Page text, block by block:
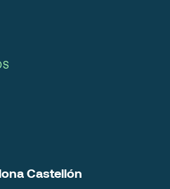
Castellón